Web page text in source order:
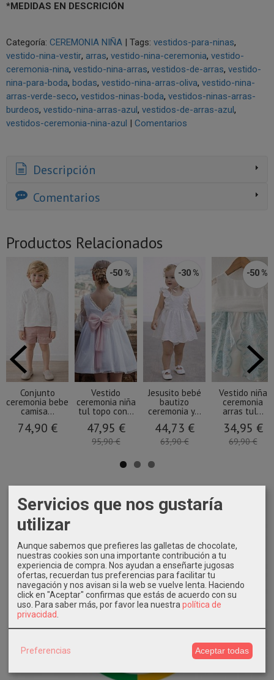
*MEDIDAS EN DESCRICIÓN
Categoría: CEREMONIA NIÑA | Tags: vestidos-para-ninas
vestido-nina-vestir arras vestido-nina-ceremonia vestido-
ceremonia-nina vestido-nina-arras vestidos-de-arras vestido-
nina-para-boda bodas vestido-nina-arras-oliva vestido-nina-
arras-verde-seco vestidos-ninas-boda vestidos-ninas-arras-
burdeos vestido-nina-arras-azul vestidos-de-arras-azul
vestidos-ceremonia-nina-azul | Comentarios
Descripción
Comentarios
Productos Relacionados
Conjunto
ceremonia bebe
camisa...
74,90 €
-50 %
Vestido
ceremonia niña
tul topo con...
47,95 €
95,90 €
-30 %
Jesusito bebé
bautizo
ceremonia y...
44,73 €
63,90 €
-50 %
Vestido niña
ceremonia
arras tul...
34,95 €
69,90 €
Servicios que nos gustaría
utilizar
Aunque sabemos que prefieres las galletas de chocolate,
nuestras cookies son una importante contribución a tu
experiencia de compra. Nos ayudan a enseñarte jugosas
ofertas, recuerdan tus preferencias para facilitar tu
navegación y nos avisan si la web se vuelve lenta. Haciendo
click en "Aceptar" confirmas que estás de acuerdo con su
uso. Para saber más, por favor lea nuestra política de
privacidad
Preferencias Aceptar todas